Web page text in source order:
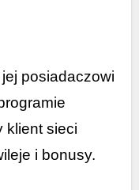
posiadaczowi
klient sieci
i bonusy.